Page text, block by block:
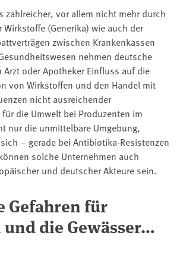
zahlreicher, vor allem nicht mehr durch
Wirkstoffe (Generika) wie auch der
zwischen Krankenkassen
nehmen deutsche
oder Apotheker Einfluss auf die
von Wirkstoffen und den Handel mit
nicht ausreichender
die Umwelt bei Produzenten im
nur die unmittelbare Umgebung,
– gerade bei Antibiotika-Resistenzen
solche Unternehmen auch
und deutscher Akteure sein.
Gefahren für
die Gewässer…